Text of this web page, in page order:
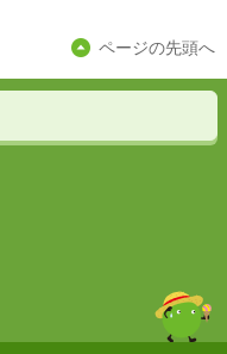
ページの先頭へ